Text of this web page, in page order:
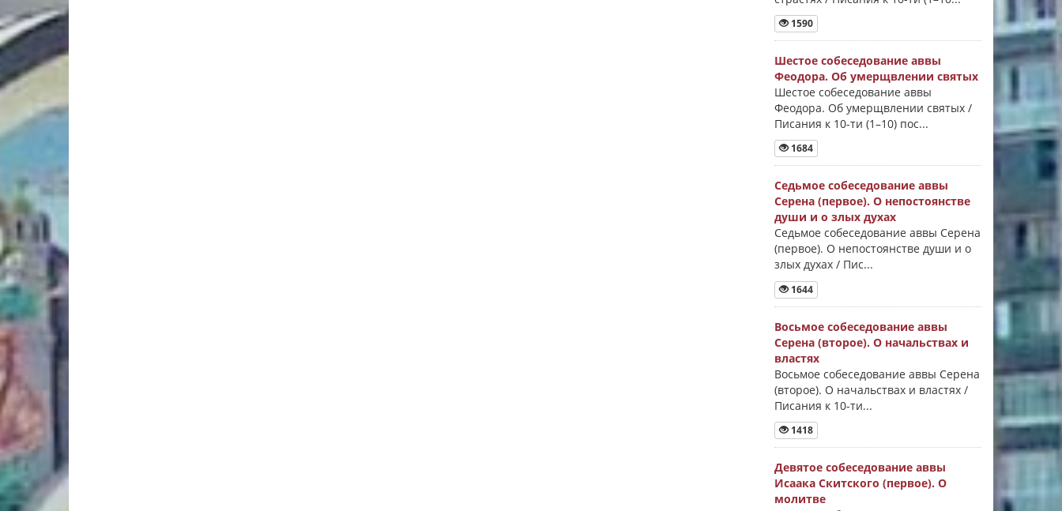
1590
Шестое собеседование аввы
Феодора. Об умерщвлении святых
Шестое собеседование аввы
Феодора. Об умерщвлении святых /
Писания к 10-ти (1–10) пос...
1684
Седьмое собеседование аввы
Серена (первое). О непостоянстве
души и о злых духах
Седьмое собеседование аввы Серена
(первое). О непостоянстве души и о
злых духах / Пис...
1644
Восьмое собеседование аввы
Серена (второе). О начальствах и
властях
Восьмое собеседование аввы Серена
(второе). О начальствах и властях /
Писания к 10-ти...
1418
Девятое собеседование аввы
Исаака Скитского (первое). О
молитве